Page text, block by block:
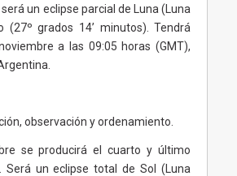
un eclipse parcial de Luna (Luna
(27º grados 14’ minutos). Tendrá
a las 09:05 horas (GMT),
observación y ordenamiento.
se producirá el cuarto y último
Será un eclipse total de Sol (Luna